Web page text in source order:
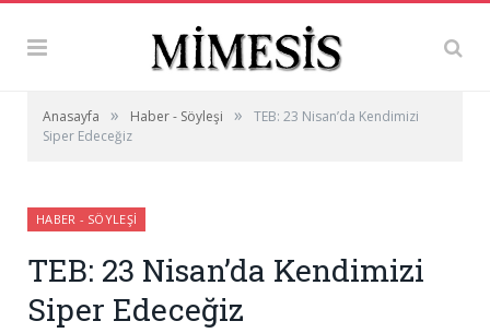
Anasayfa » Haber - Söyleşi »
TEB: 23 Nisan’da Kendimizi
Siper Edeceğiz
HABER - SÖYLEŞI
TEB: 23 Nisan’da Kendimizi
Siper Edeceğiz